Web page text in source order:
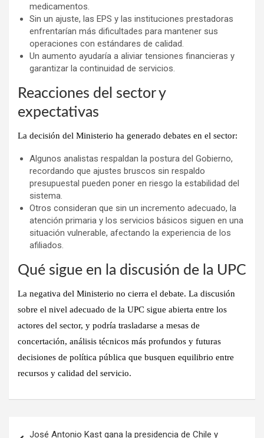
medicamentos.
Sin un ajuste, las EPS y las instituciones prestadoras
enfrentarían más dificultades para mantener sus
operaciones con estándares de calidad.
Un aumento ayudaría a aliviar tensiones financieras y
garantizar la continuidad de servicios.
Reacciones del sector y
expectativas
La decisión del Ministerio ha generado debates en el sector:
Algunos analistas respaldan la postura del Gobierno,
recordando que ajustes bruscos sin respaldo
presupuestal pueden poner en riesgo la estabilidad del
sistema.
Otros consideran que sin un incremento adecuado, la
atención primaria y los servicios básicos siguen en una
situación vulnerable, afectando la experiencia de los
afiliados.
Qué sigue en la discusión de la UPC
La negativa del Ministerio no cierra el debate. La discusión
sobre el nivel adecuado de la UPC sigue abierta entre los
actores del sector, y podría trasladarse a mesas de
concertación, análisis técnicos más profundos y futuras
decisiones de política pública que busquen equilibrio entre
recursos y calidad del servicio.
José Antonio Kast gana la presidencia de Chile y